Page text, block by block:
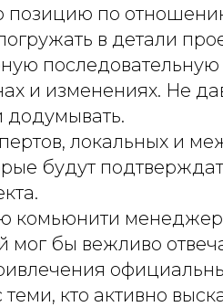
позицию по
в детали
и изменениях. Не
додумывать.
локальных и
будут
комьюнити
мог бы вежливо
кто активно